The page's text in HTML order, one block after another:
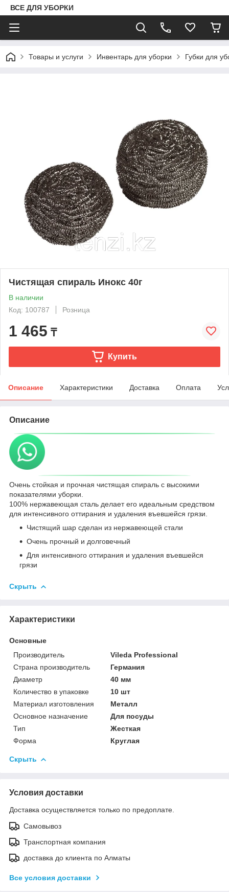
ВСЕ ДЛЯ УБОРКИ
Товары и услуги Инвентарь для уборки Губки для
Чистящая спираль Инокс 40г
В наличии
Код: 100787
Розница
1 465 ₸
Купить
Описание Характеристики Доставка Оплата
Описание
Очень стойкая и прочная чистящая спираль с высокими
показателями уборки.
100% нержавеющая сталь делает его идеальным средством
для интенсивного оттирания и удаления въевшейся грязи.
Чистящий шар сделан из нержавеющей стали
Очень прочный и долговечный
Для интенсивного оттирания и удаления въевшейся
грязи
Скрыть
Характеристики
Основные
Производитель
Vileda Professional
Страна производитель
Германия
Диаметр
40 мм
Количество в упаковке
10 шт
Материал изготовления
Металл
Основное назначение
Для посуды
Тип
Жесткая
Форма
Круглая
Скрыть
Условия доставки
Доставка осуществляется только по предоплате.
Самовывоз
Транспортная компания
доставка до клиента по Алматы
Все условия доставки